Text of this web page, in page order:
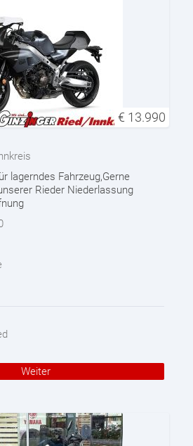
€ 13.990
lagerndes Fahrzeug,Gerne
Rieder Niederlassung
Weiter